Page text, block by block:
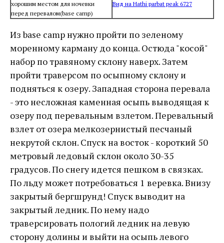
хорошим местом для ночевки
перед перевалом(base camp)
Вид на Hathi parbat peak 6727
Из base camp нужно пройти по зеленому
моренному карману до конца. Остюда "косой"
набор по травяному склону наверх. Затем
пройти траверсом по осыпному склону и
подняться к озеру. Западная сторона перевала
- это несложная каменная осыпь выводящая к
озеру под перевальным взлетом. Перевальный
взлет от озера мелкозернистый песчаный
некрутой склон. Спуск на восток - короткий 50
метровый ледовый склон около 30-35
градусов. По снегу идется пешком в связках.
По льду может потребоваться 1 веревка. Внизу
закрытый бергшрунд! Спуск выводит на
закрытый ледник. По нему надо
траверсировать пологий ледник на левую
сторону долины и выйти на осыпь левого